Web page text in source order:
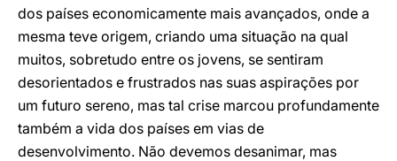
dos países economicamente mais avançados, onde a
mesma teve origem, criando uma situação na qual
muitos, sobretudo entre os jovens, se sentiram
desorientados e frustrados nas suas aspirações por
um futuro sereno, mas tal crise marcou profundamente
também a vida dos países em vias de
desenvolvimento. Não devemos desanimar, mas